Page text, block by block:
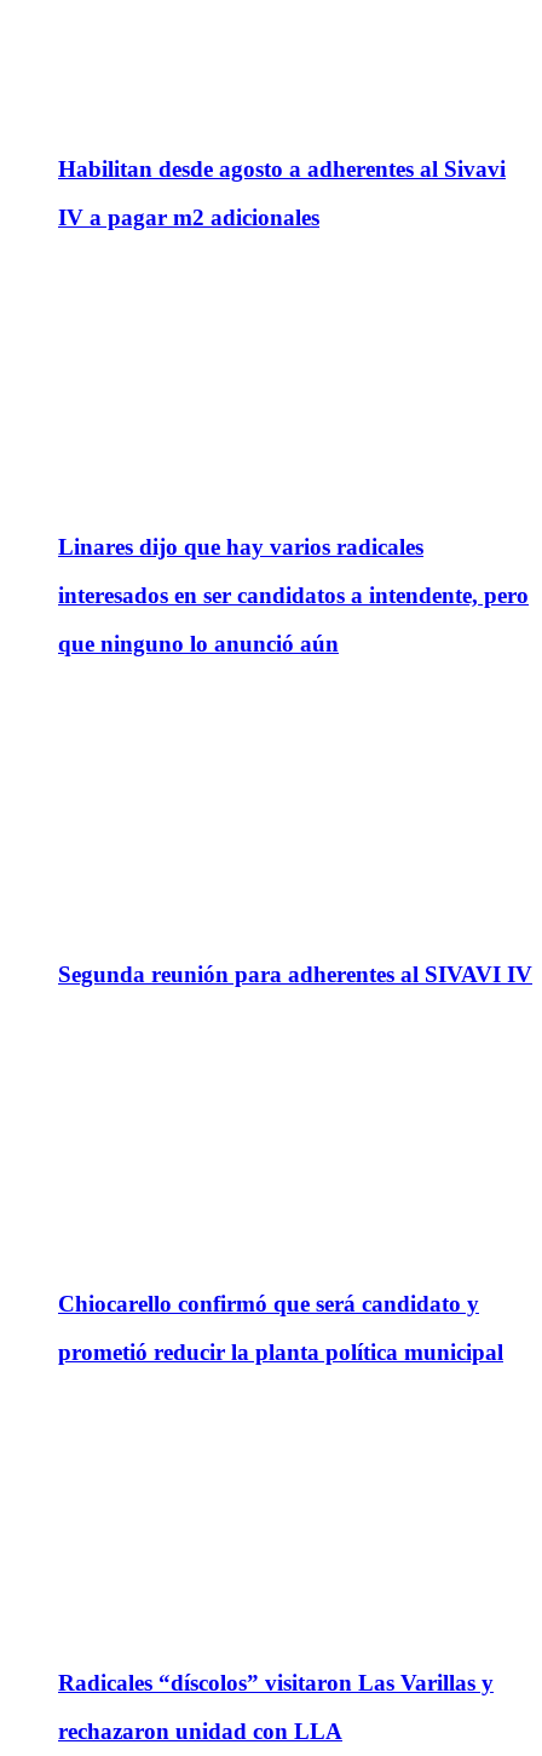
Habilitan desde agosto a adherentes al Sivavi
IV a pagar m2 adicionales
Linares dijo que hay varios radicales
interesados en ser candidatos a intendente, pero
que ninguno lo anunció aún
Segunda reunión para adherentes al SIVAVI IV
Chiocarello confirmó que será candidato y
prometió reducir la planta política municipal
Radicales “díscolos” visitaron Las Varillas y
rechazaron unidad con LLA